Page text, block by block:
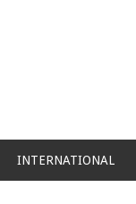
INTERNATIONAL